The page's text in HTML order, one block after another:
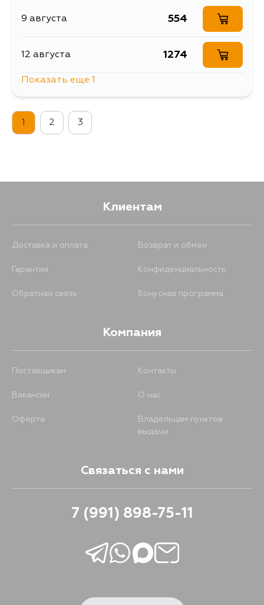
9 августа 554
12 августа 1274
Показать еще 1
1 2 3
Клиентам
Доставка и оплата Возврат и обмен
Гарантия Конфиденциальность
Обратная связь Бонусная программа
Компания
Поставщикам Контакты
Вакансии О нас
Оферта
Владельцам пунктов
выдачи
Связаться с нами
7 (991) 898-75-11